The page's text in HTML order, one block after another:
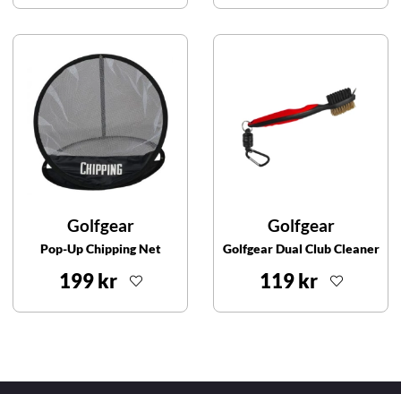
Golfgear
Pop-Up Chipping Net
199 kr
Golfgear
Golfgear Dual Club Cleaner
119 kr